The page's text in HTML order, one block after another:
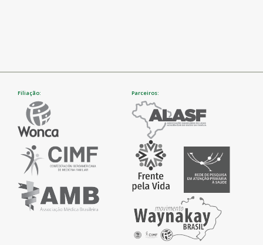
Filiação: Parceiros: